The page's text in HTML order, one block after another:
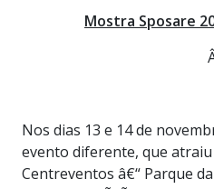
Mostra Sposare
Nos dias 13 e 14 de
evento diferente, que atraiu
Centreventos â€“ Parque